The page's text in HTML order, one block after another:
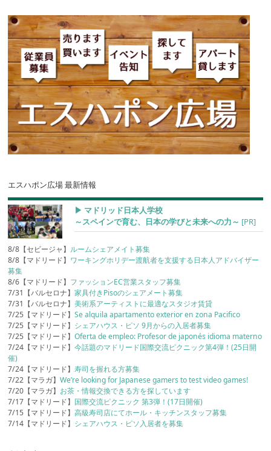
エスハポン広場 最新情報
▶︎ マドリッド日本人学校
～スペインで育む、日本の学びと未来への力～ [PR]
8/8【セビージャ】 ルームシェアメイト募集
8/8【マドリード】 ワーキングホリデー渡航者を支援する日本人アドバイザー
募集
8/6【マドリード】 ファッションEC営業スタッフ募集
7/31【バルセロナ】家具付きPisoのシェアメート募集
7/31【バルセロナ】美術系アーティストに最適なスタジオ賃貸
7/25【マドリード】Se alquila apartamento exterior en zona Pacifico
7/25【マドリード】 シェアハウス・ピソ 9月からの入居者募集
7/25【マドリード】Oferta de empleo: Profesor de japonés idioma materno
7/24【マドリード】今話題のマドリード国際交流ピクニック第4弾！(25日開
催)
7/24【マドリード】寿司を握れる方募集
7/22【マラガ】We’re looking for Japanese gamers to test video games!
7/20【マラガ】 お茶・情報交換できる方を探しています
7/17【マドリード】 国際交流ピクニック 第3弾！(17日開催)
7/15【マドリード】高級寿司店にてホール・キッチンスタッフ募集
7/14【マドリード】 シェアハウス・ピソ入居者を募集